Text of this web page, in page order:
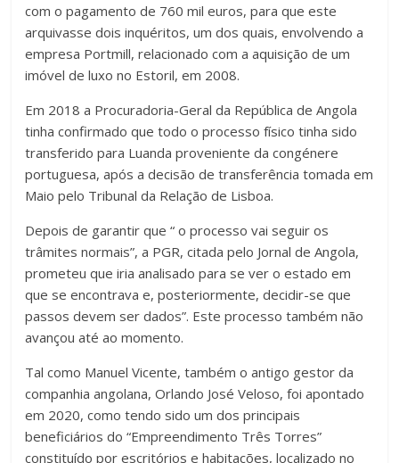
com o pagamento de 760 mil euros, para que este
arquivasse dois inquéritos, um dos quais, envolvendo a
empresa Portmill, relacionado com a aquisição de um
imóvel de luxo no Estoril, em 2008.
Em 2018 a Procuradoria-Geral da República de Angola
tinha confirmado que todo o processo físico tinha sido
transferido para Luanda proveniente da congénere
portuguesa, após a decisão de transferência tomada em
Maio pelo Tribunal da Relação de Lisboa.
Depois de garantir que “ o processo vai seguir os
trâmites normais”, a PGR, citada pelo Jornal de Angola,
prometeu que iria analisado para se ver o estado em
que se encontrava e, posteriormente, decidir-se que
passos devem ser dados”. Este processo também não
avançou até ao momento.
Tal como Manuel Vicente, também o antigo gestor da
companhia angolana, Orlando José Veloso, foi apontado
em 2020, como tendo sido um dos principais
beneficiários do “Empreendimento Três Torres”
constituído por escritórios e habitações, localizado no